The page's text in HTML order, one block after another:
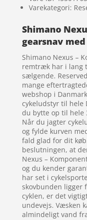
Varekategori:
Shimano
gearsnav
Shimano Nexus –
remtræk har i lang
sælgende.
mange
webshop i
cykeludstyr til hele
du bytte op til hele
Når du jagter
og fylde kurven
fald glad for dit
beslutningen, at
Nexus –
og du kender
har set i
skovbunden ligger
cyklen, er det
undevejs. Væsken
almindeligt vand